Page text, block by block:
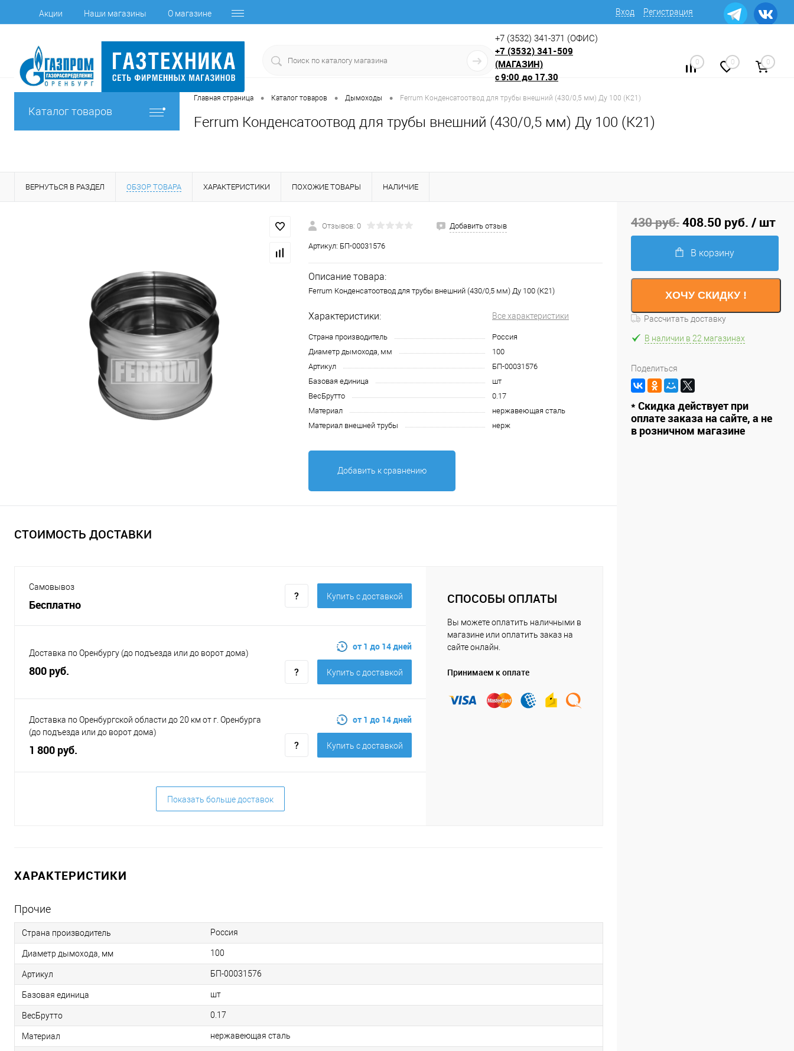
Акции Наши магазины О магазине Вход Регистрация
+7 (3532) 341-371 (ОФИС)
+7 (3532) 341-509
(МАГАЗИН)
с9:00 до 17.30
0 0 0
Каталог товаров
Главная страница • Каталог товаров • Дымоходы • Ferrum Конденсатоотвод для трубы внешний (430/0,5 мм) Ду 100 (К21)
Ferrum Конденсатоотвод для трубы внешний (430/0,5 мм) Ду 100 (К21)
ВЕРНУТЬСЯ В РАЗДЕЛ ОБЗОР ТОВАРА ХАРАКТЕРИСТИКИ ПОХОЖИЕ ТОВАРЫ НАЛИЧИЕ
Отзывов: 0 Добавить отзыв
Артикул: БП-00031576
Описание товара:
Ferrum Конденсатоотвод для трубы внешний (430/0,5 мм) Ду 100 (К21)
Характеристики: Все характеристики
Страна производитель
Россия
Диаметр дымохода, мм
100
Артикул
БП-00031576
Базовая единица
шт
ВесБрутто
0.17
Материал
нержавеющая сталь
Материал внешней трубы
нерж
Добавить к сравнению
СТОИМОСТЬ ДОСТАВКИ
Самовывоз
Бесплатно
Купить c доставкой
Доставка по Оренбургу (до подъезда или до ворот дома)
800 руб.
от 1 до 14 дней
Купить c доставкой
Доставка по Оренбургской области до 20 км от г. Оренбурга
(до подъезда или до ворот дома)
1 800 руб.
от 1 до 14 дней
Купить c доставкой
Показать больше доставок
СПОСОБЫ ОПЛАТЫ
Вы можете оплатить наличными в
магазине или оплатить заказ на
сайте онлайн.
Принимаем к оплате
ХАРАКТЕРИСТИКИ
Прочие
Страна производитель Россия
Диаметр дымохода, мм 100
Артикул БП-00031576
Базовая единица шт
ВесБрутто 0.17
Материал нержавеющая сталь
430 руб.408.50 руб. / шт
В корзину
ХОЧУ СКИДКУ !
Рассчитать доставку
В наличии в 22 магазинах
Поделиться
* Скидка действует при
оплате заказа на сайте, а не
в розничном магазине